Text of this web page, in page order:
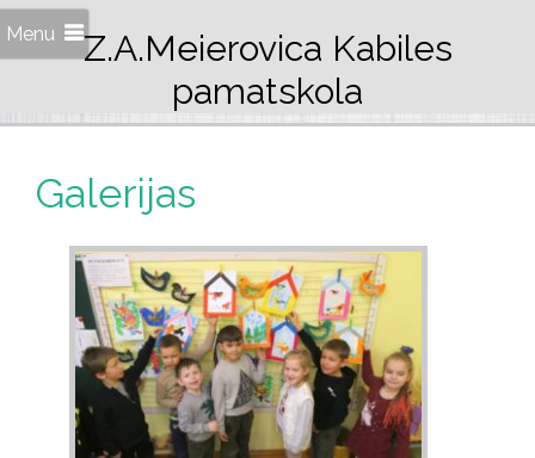
Menu
Z.A.Meierovica Kabiles
pamatskola
Galerijas